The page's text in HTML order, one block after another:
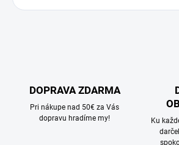
DOPRAVA ZDARMA
Pri nákupe nad 50€ za Vás
dopravu hradíme my!
Ku